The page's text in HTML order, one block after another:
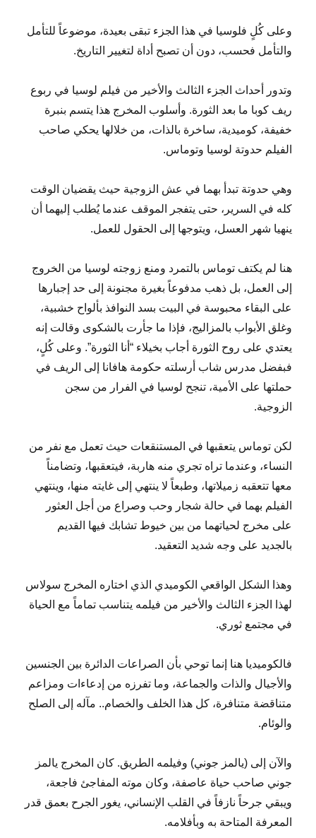
وعلى كُلٍ فلوسيا في هذا الجزء تبقى بعيدة، موضوعاً للتأمل
والتأمل فحسب، دون أن تصبح أداة لتغيير التاريخ.
وتدور أحداث الجزء الثالث والأخير من فيلم لوسيا في ربوع
ريف كوبا ما بعد الثورة. وأسلوب المخرج هذا يتسم بنبرة
خفيفة، كوميدية، ساخرة بالذات، من خلالها يحكي صاحب
الفيلم حدوتة لوسيا وتوماس.
وهي حدوتة تبدأ بهما في عش الزوجية حيث يقضيان الوقت
كله في السرير، حتى يتفجر الموقف عندما يُطلب إليهما أن
ينهيا شهر العسل، ويتوجها إلى الحقول للعمل.
هنا لم يكتف توماس بالتمرد ومنع زوجته لوسيا من الخروج
إلى العمل، بل ذهب مدفوعاً بغيرة مجنونة إلى حد إجبارها
على البقاء محبوسة في البيت بسد النوافذ بألواح خشبية،
وغلق الأبواب بالمزاليج، فإذا ما جأرت بالشكوى وقالت إنه
يعتدي على روح الثورة أجاب بخيلاء “أنا الثورة”. وعلى كُلٍ،
فبفضل مدرس شاب أرسلته حكومة هافانا إلى الريف في
حملتها على الأمية، تنجح لوسيا في الفرار من سجن
الزوجية.
لكن توماس يتعقبها في المستنقعات حيث تعمل مع نفر من
النساء، وعندما تراه تجري منه هاربة، فيتعقبها، وتضامناً
معها تتعقبه زميلاتها، وطبعاً لا ينتهي إلى غايته منها، وينتهي
الفيلم بهما في حالة شجار وحب وصراع من أجل العثور
على مخرج لحياتهما من بين خيوط تشابك فيها القديم
بالجديد على وجه شديد التعقيد.
وهذا الشكل الواقعي الكوميدي الذي اختاره المخرج سولاس
لهذا الجزء الثالث والأخير من فيلمه يتناسب تماماً مع الحياة
في مجتمع ثوري.
فالكوميديا هنا إنما توحي بأن الصراعات الدائرة بين الجنسين
والأجيال والذات والجماعة، وما تفرزه من إدعاءات ومزاعم
متناقضة متنافرة، كل هذا الخلف والخصام.. مآله إلى الصلح
والوئام.
والآن إلى (يالمز جوني) وفيلمه الطريق. كان المخرج يالمز
جوني صاحب حياة عاصفة، وكان موته المفاجئ فاجعة،
ويبقي جرحاً نازفاً في القلب الإنساني، يغور الجرح بعمق قدر
المعرفة المتاحة به وبأفلامه.